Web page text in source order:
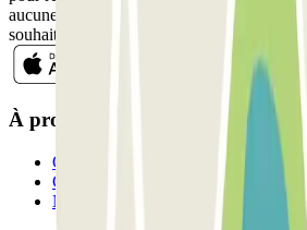
aucune obligation, vous pouvez vous
souhaitez dans la même newsletter.
À propos de Parclick
Qui sommes-nous ?
Comment ça marche?
Nos parkings